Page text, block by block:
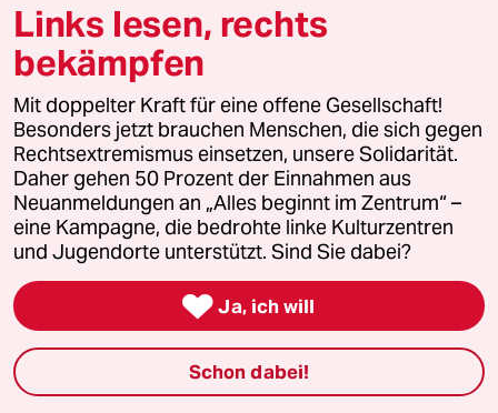
Rudolf Fissner
16.08.2018, 17:51 Uhr
@Normalo:
Ach. Ich habs! ... Sie(?) meinen also
besser den öffentlichen Dienst
"gleichschalten" statt abschaffen.
Wie hoch schätzen Sie den Anteil
Sehr viel höher als in Griechenland?
Vielleicht würde ein deutlich höherer
Lohn für Beamte die Korruption
mildern.
Links lesen, rechts
bekämpfen
Mit doppelter Kraft für eine offene Gesellschaft!
Besonders jetzt brauchen Menschen, die sich gegen
Rechtsextremismus einsetzen, unsere Solidarität.
Daher gehen 50 Prozent der Einnahmen aus
Neuanmeldungen an „Alles beginnt im Zentrum“ –
eine Kampagne, die bedrohte linke Kulturzentren
und Jugendorte unterstützt. Sind Sie dabei?
 Ja, ich will
Schon dabei!